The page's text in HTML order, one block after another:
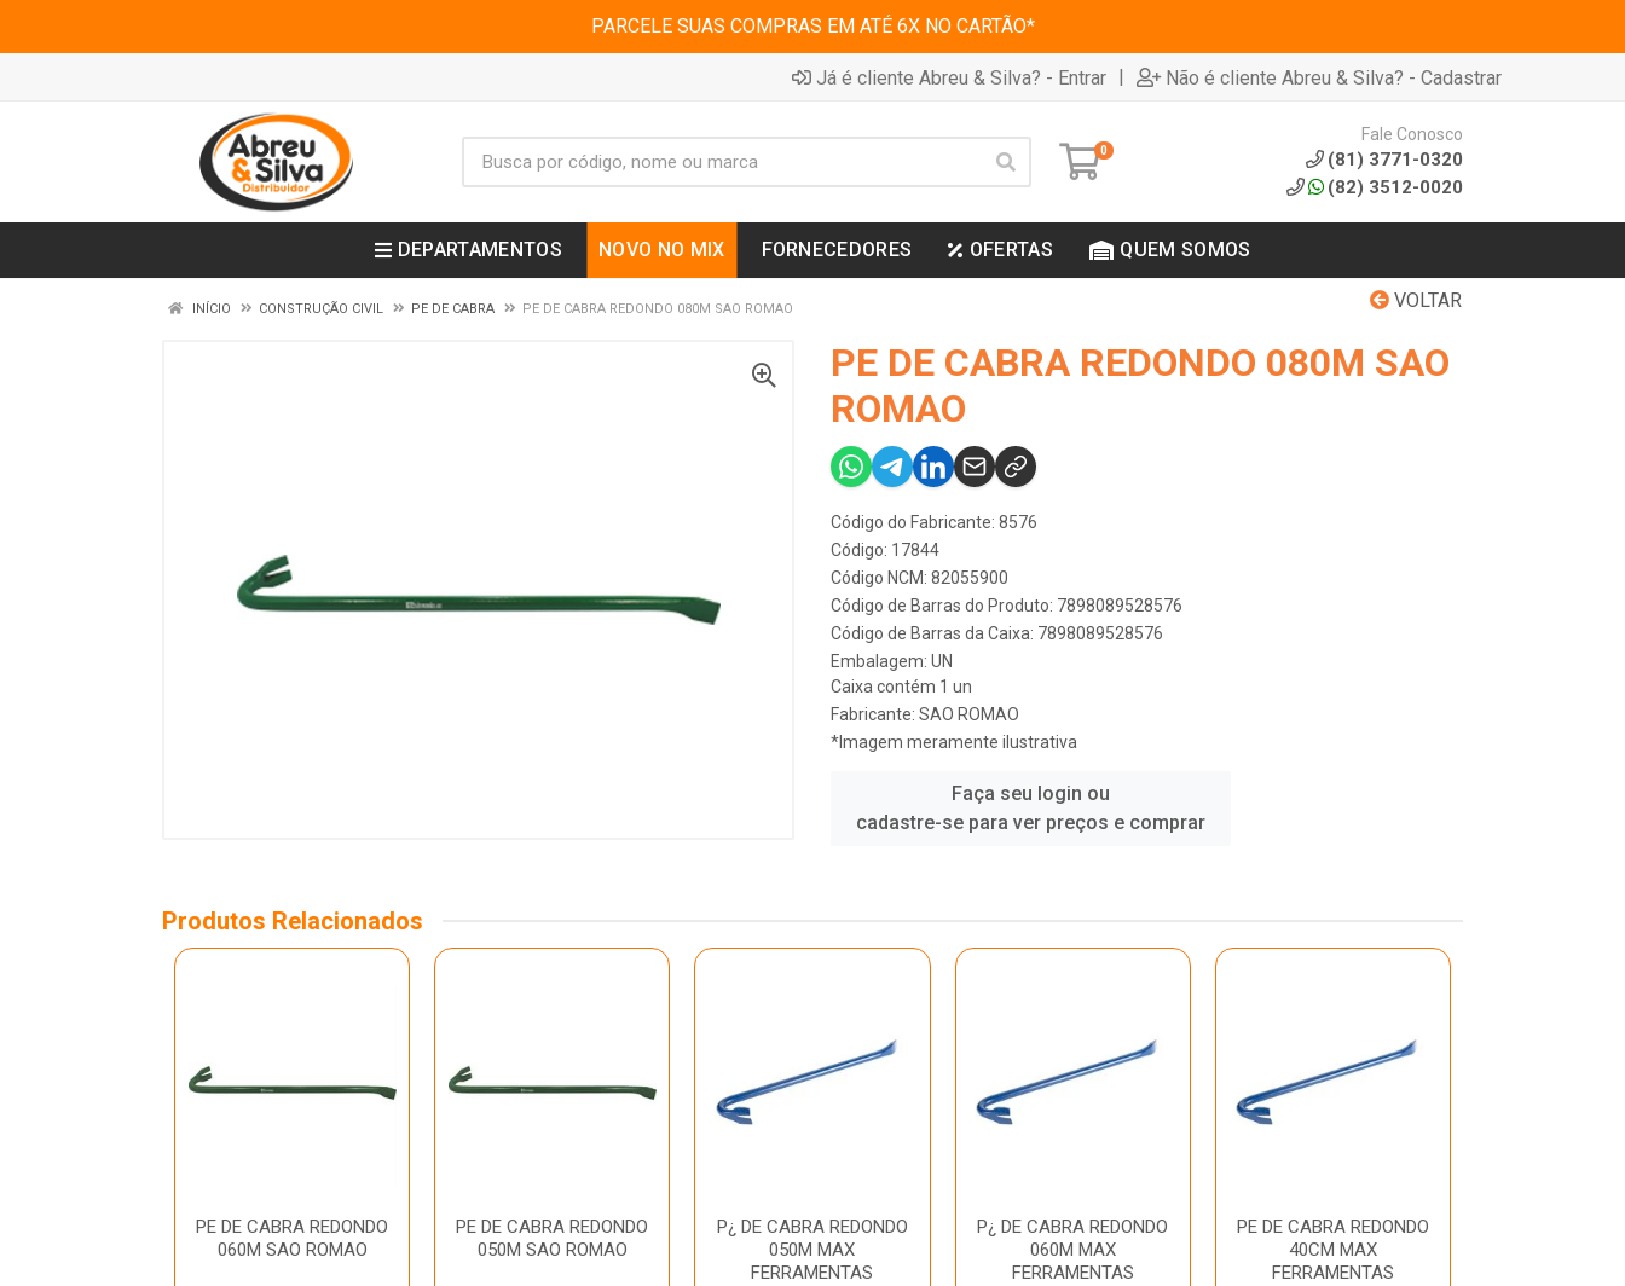
PARCELE SUAS COMPRAS EM ATÉ 6X NO CARTÃO*
Já é cliente Abreu & Silva? - Entrar | Não é cliente Abreu & Silva? - Cadastrar
0
Fale Conosco
(81) 3771-0320
(82) 3512-0020
DEPARTAMENTOS NOVO NO MIX FORNECEDORES OFERTAS QUEM SOMOS
VOLTAR
INÍCIO CONSTRUÇÃO CIVIL PE DE CABRA PE DE CABRA REDONDO 080M SAO ROMAO
PE DE CABRA REDONDO 080M SAO
ROMAO
Código do Fabricante: 8576
Código: 17844
Código NCM: 82055900
Código de Barras do Produto: 7898089528576
Código de Barras da Caixa: 7898089528576
Embalagem: UN
Caixa contém 1 un
Fabricante: SAO ROMAO
*Imagem meramente ilustrativa
Faça seu login ou
cadastre-se para ver preços e comprar
Produtos Relacionados
PE DE CABRA REDONDO
060M SAO ROMAO
PE DE CABRA REDONDO
050M SAO ROMAO
P¿ DE CABRA REDONDO
050M MAX
FERRAMENTAS
P¿ DE CABRA REDONDO
060M MAX
FERRAMENTAS
PE DE CABRA REDONDO
40CM MAX
FERRAMENTAS